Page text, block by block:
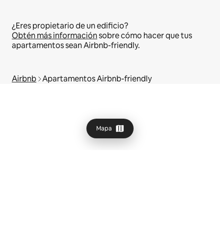
Mapa
¿Eres propietario de un edificio?
Obtén más informaciónsobre cómo hacer que tus
apartamentos sean Airbnb-friendly.
Airbnb Apartamentos Airbnb-friendly